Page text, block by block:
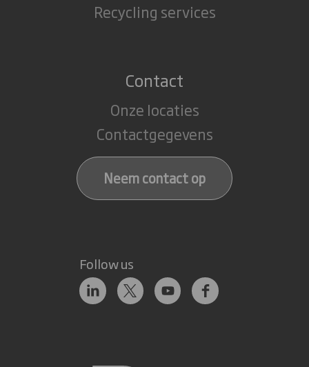
Recycling services
Contact
Onze locaties
Contactgegevens
Neem contact op
Follow us